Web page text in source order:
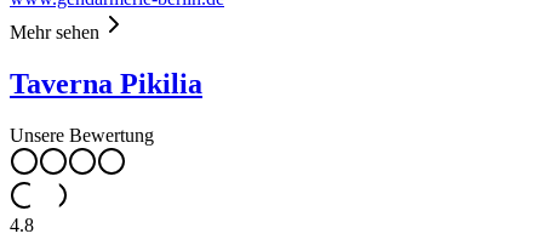
Mehr sehen
Taverna Pikilia
Unsere Bewertung
4.8